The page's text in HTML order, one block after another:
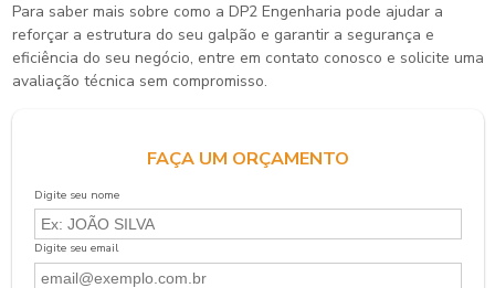
Para saber mais sobre como a DP2 Engenharia pode ajudar a
reforçar a estrutura do seu galpão e garantir a segurança e
eficiência do seu negócio, entre em contato conosco e solicite uma
avaliação técnica sem compromisso.
FAÇA UM ORÇAMENTO
Digite seu nome
Digite seu email